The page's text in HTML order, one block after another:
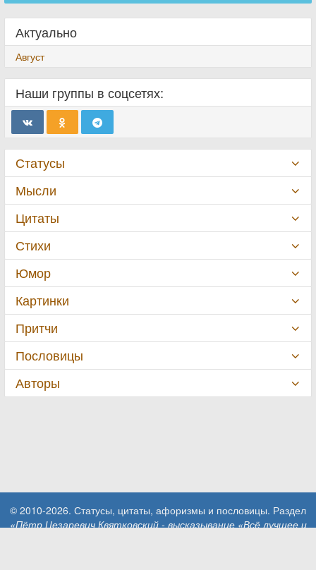
Актуально
Август
Наши группы в соцсетях:
Статусы
Мысли
Цитаты
Стихи
Юмор
Картинки
Притчи
Пословицы
Авторы
© 2010-2026. Статусы, цитаты, афоризмы и пословицы. Раздел
«Пётр Цезаревич Квятковский - высказывание «Всё лучшее и